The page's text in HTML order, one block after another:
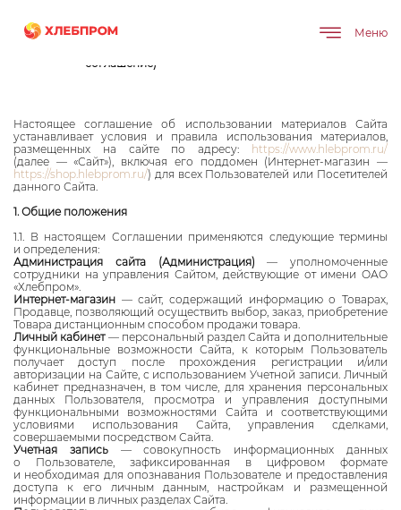
Меню
Соглашение об использовании
соглашение)
Настоящее соглашение об использовании материалов Сайта
устанавливает условия и правила использования материалов,
размещенных на сайте по адресу:
https://www.hlebprom.ru/
(далее — «Сайт»), включая его поддомен (Интернет-магазин —
https://shop.hlebprom.ru/) для всех Пользователей или Посетителей
данного Сайта.
1. Общие положения
1.1. В настоящем Соглашении применяются следующие термины
и определения:
Администрация сайта (Администрация) — уполномоченные
сотрудники на управления Сайтом, действующие от имени ОАО
«Хлебпром».
Интернет-магазин — сайт, содержащий информацию о Товарах,
Продавце, позволяющий осуществить выбор, заказ, приобретение
Товара дистанционным способом продажи товара.
Личный кабинет— персональный раздел Сайта и дополнительные
функциональные возможности Сайта, к которым Пользователь
получает доступ после прохождения регистрации и/или
авторизации на Сайте, с использованием Учетной записи. Личный
кабинет предназначен, в том числе, для хранения персональных
данных Пользователя, просмотра и управления доступными
функциональными возможностями Сайта и соответствующими
условиями использования Сайта, управления сделками,
совершаемыми посредством Сайта.
Учетная запись— совокупность информационных данных
о Пользователе, зафиксированная в цифровом формате
и необходимая для опознавания Пользователе и предоставления
доступа к его личным данным, настройкам и размещенной
информации в личных разделах Сайта.